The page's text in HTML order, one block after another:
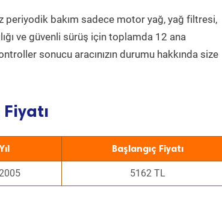
periyodik bakım sadece motor yağ, yağ filtresi,
ve güvenli sürüş için toplamda 12 ana
sonucu aracınızın durumu hakkında size
Başlangıç Fiyatı
2005 5162 TL